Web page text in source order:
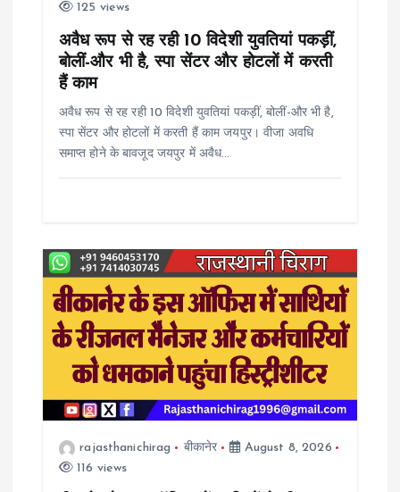
125 views
अवैध रूप से रह रही 10 विदेशी युवतियां पकड़ीं,
बोलीं-और भी है, स्पा सेंटर और होटलों में करती
हैं काम
अवैध रूप से रह रही 10 विदेशी युवतियां पकड़ीं, बोलीं-और भी है,
स्पा सेंटर और होटलों में करती हैं काम जयपुर। वीजा अवधि
समाप्त होने के बावजूद जयपुर में अवैध…
rajasthanichirag बीकानेर
August 8, 2026
116 views